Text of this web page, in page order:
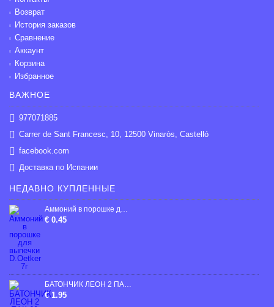
Возврат
История заказов
Сравнение
Аккаунт
Корзина
Избранное
ВАЖНОЕ
977071885
Carrer de Sant Francesc, 10, 12500 Vinaròs, Castelló
facebook.com
Доставка по Испании
НЕДАВНО КУПЛЕННЫЕ
Аммоний в порошке для выпечки D.Oetker 7г
€ 0.45
БАТОНЧИК ЛЕОН 2 ПАК 60 Г
€ 1.95